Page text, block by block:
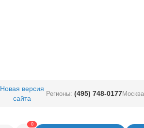
Новая версия
сайта
Регионы: (495) 748-0177
0
Вернуться в раздел Шар с